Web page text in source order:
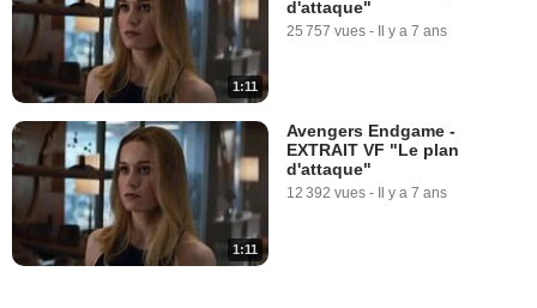
1:11
d'attaque"
25 757 vues - Il y a 7 ans
1:11
Avengers Endgame -
EXTRAIT VF "Le plan
d'attaque"
12 392 vues - Il y a 7 ans